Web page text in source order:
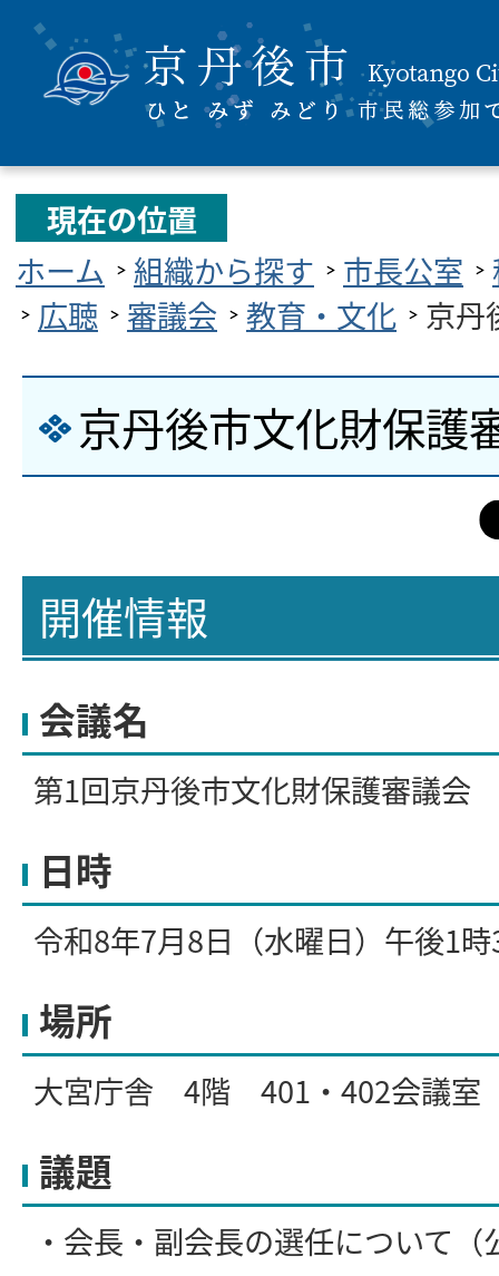
現在の位置
ホーム
組織から探す 市長公室
広聴
審議会 教育・文化 京丹
京丹後市文化財保護
開催情報
会議名
第1回京丹後市文化財保護審議会
日時
令和8年7月8日（水曜日）午後1
場所
大宮庁舎 4階 401・402会議室
議題
・会長・副会長の選任について（